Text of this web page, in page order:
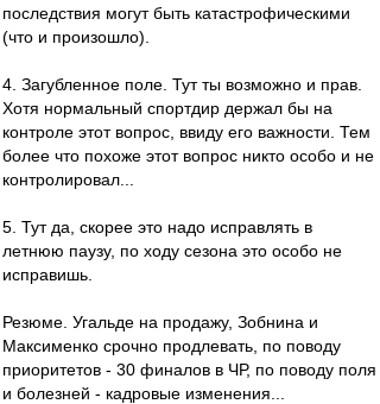
последствия могут быть катастрофическими
(что и произошло).
4. Загубленное поле. Тут ты возможно и прав.
Хотя нормальный спортдир держал бы на
контроле этот вопрос, ввиду его важности. Тем
более что похоже этот вопрос никто особо и не
контролировал...
5. Тут да, скорее это надо исправлять в
летнюю паузу, по ходу сезона это особо не
исправишь.
Резюме. Угальде на продажу, Зобнина и
Максименко срочно продлевать, по поводу
приоритетов - 30 финалов в ЧР, по поводу поля
и болезней - кадровые изменения...